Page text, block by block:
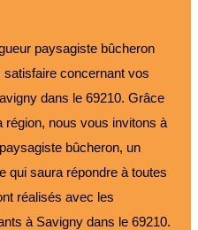
paysagiste bûcheron
concernant vos
dans le 69210. Grâce
région, nous vous invitons à
bûcheron, un
qui saura répondre à toutes
réalisés avec les
à Savigny dans le 69210.